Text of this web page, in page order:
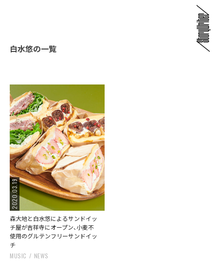
白水悠の一覧
2020.03.19
森大地と白水悠によるサンドイッ
チ屋が吉祥寺にオープン、小麦不
使用のグルテンフリーサンドイッ
チ
MUSIC NEWS